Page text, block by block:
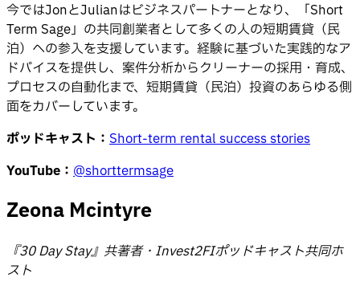
今ではJonとJulianはビジネスパートナーとなり、「Short
Term Sage」の共同創業者として多くの人の短期賃貸（民
泊）への参入を支援しています。経験に基づいた実践的なア
ドバイスを提供し、案件分析からクリーナーの採用・育成、
プロセスの自動化まで、短期賃貸（民泊）投資のあらゆる側
面をカバーしています。
ポッドキャスト： Short-term rental success stories
YouTube： @shorttermsage
Zeona Mcintyre
『30 Day Stay』共著者・Invest2FIポッドキャスト共同ホ
スト